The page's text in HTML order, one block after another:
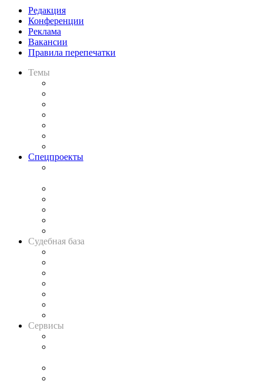
Редакция
Конференции
Реклама
Вакансии
Правила перепечатки
Темы
Спецпроекты
Судебная база
Сервисы